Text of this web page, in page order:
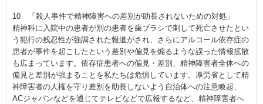
10 「殺人事件で精神障害への差別が助長されないための対処」
精神科に入院中の患者が別の患者を歯ブラシで刺して死亡させたとい
う犯行の残忍性が強調された報道がされ、さらにアルコール依存症の
患者が事件を起こしたという差別や偏見を煽るような誤った情報拡散
も広まっています。依存症患者への偏見・差別、精神障害者全体への
偏見と差別が強まることを私たちは危惧しています。厚労省として精
神障害者の人権を守り差別を助長しないよう自治体への注意喚起、
ACジャパンなどを通じてテレビなどで広報するなど、精神障害者へ